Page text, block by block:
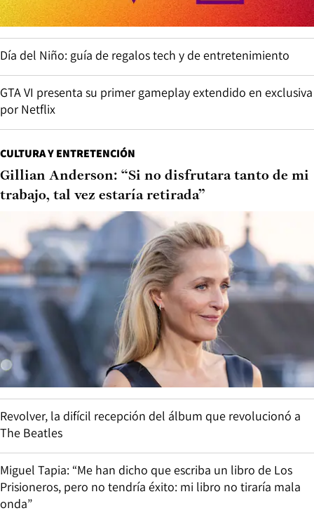
Día del Niño: guía de regalos tech y de entretenimiento
GTA VI presenta su primer gameplay extendido en exclusiva
por Netflix
CULTURA Y ENTRETENCIÓN
Gillian Anderson: “Si no disfrutara tanto de mi
trabajo, tal vez estaría retirada”
Revolver, la difícil recepción del álbum que revolucionó a
The Beatles
Miguel Tapia: “Me han dicho que escriba un libro de Los
Prisioneros, pero no tendría éxito: mi libro no tiraría mala
onda”